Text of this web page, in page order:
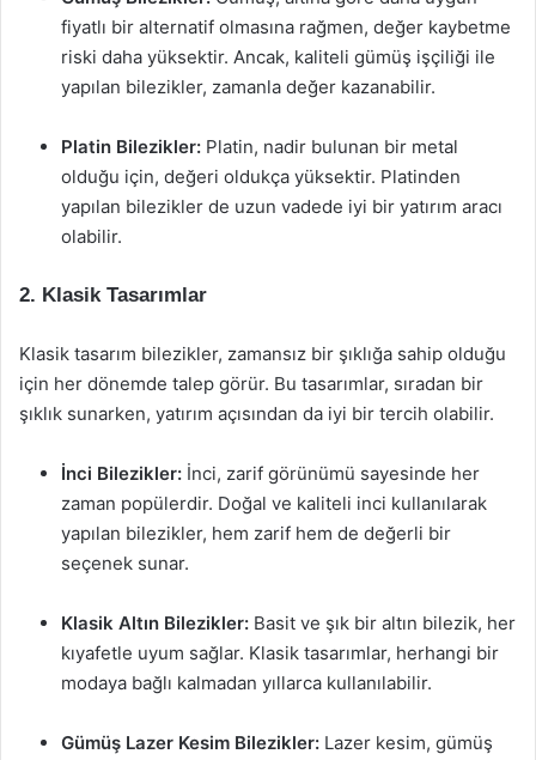
fiyatlı bir alternatif olmasına rağmen, değer kaybetme
riski daha yüksektir. Ancak, kaliteli gümüş işçiliği ile
yapılan bilezikler, zamanla değer kazanabilir.
Platin Bilezikler: Platin, nadir bulunan bir metal
olduğu için, değeri oldukça yüksektir. Platinden
yapılan bilezikler de uzun vadede iyi bir yatırım aracı
olabilir.
2. Klasik Tasarımlar
Klasik tasarım bilezikler, zamansız bir şıklığa sahip olduğu
için her dönemde talep görür. Bu tasarımlar, sıradan bir
şıklık sunarken, yatırım açısından da iyi bir tercih olabilir.
İnci Bilezikler: İnci, zarif görünümü sayesinde her
zaman popülerdir. Doğal ve kaliteli inci kullanılarak
yapılan bilezikler, hem zarif hem de değerli bir
seçenek sunar.
Klasik Altın Bilezikler: Basit ve şık bir altın bilezik, her
kıyafetle uyum sağlar. Klasik tasarımlar, herhangi bir
modaya bağlı kalmadan yıllarca kullanılabilir.
Gümüş Lazer Kesim Bilezikler: Lazer kesim, gümüş